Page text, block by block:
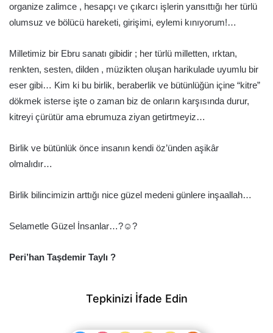
organize zalimce , hesapçı ve çıkarcı işlerin yansıttığı her türlü
olumsuz ve bölücü hareketi, girişimi, eylemi kınıyorum!…
Milletimiz bir Ebru sanatı gibidir ; her türlü milletten, ırktan,
renkten, sesten, dilden , müzikten oluşan harikulade uyumlu bir
eser gibi… Kim ki bu birlik, beraberlik ve bütünlüğün içine “kitre”
dökmek isterse işte o zaman biz de onların karşısında durur,
kitreyi çürütür ama ebrumuza ziyan getirtmeyiz…
Birlik ve bütünlük önce insanın kendi öz’ünden aşikâr
olmalıdır…
Birlik bilincimizin arttığı nice güzel medeni günlere inşaallah…
Selametle Güzel İnsanlar…?☺️?
Peri’han Taşdemir Taylı ?
Tepkinizi İfade Edin